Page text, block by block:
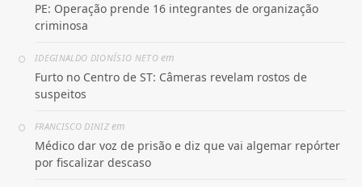
PE: Operação prende 16 integrantes de organização
criminosa
IDEGINALDO DIONÍSIO NETOem
Furto no Centro de ST: Câmeras revelam rostos de
suspeitos
FRANCISCO DINIZem
Médico dar voz de prisão e diz que vai algemar repórter
por fiscalizar descaso